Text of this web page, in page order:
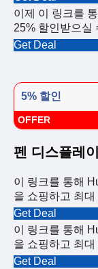
이제 이 링크를
25% 할인받으실
Get Deal
5% 할인
OFFER
펜 디스플레
이 링크를 통해
을 쇼핑하고 최
Get Deal
이 링크를 통해
을 쇼핑하고 최
Get Deal